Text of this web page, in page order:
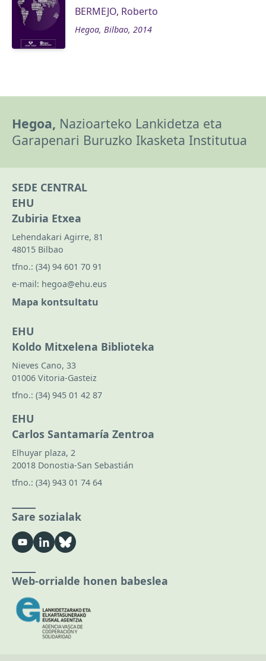
BERMEJO, Roberto
Hegoa, Bilbao, 2014
Hegoa, Nazioarteko Lankidetza eta
Garapenari Buruzko Ikasketa Institutua
SEDE CENTRAL
EHU
Zubiria Etxea
Lehendakari Agirre, 81
48015 Bilbao
tfno.: (34) 94 601 70 91
e-mail: hegoa@ehu.eus
Mapa kontsultatu
EHU
Koldo Mitxelena Biblioteka
Nieves Cano, 33
01006 Vitoria-Gasteiz
tfno.: (34) 945 01 42 87
EHU
Carlos Santamaría Zentroa
Elhuyar plaza, 2
20018 Donostia-San Sebastián
tfno.: (34) 943 01 74 64
Sare sozialak
Web-orrialde honen babeslea